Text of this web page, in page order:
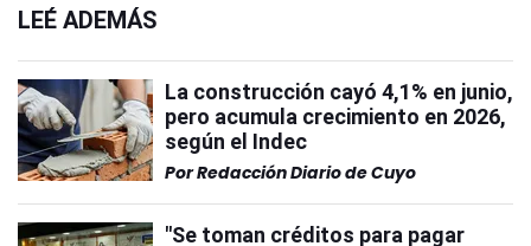
LEÉ ADEMÁS
La construcción cayó 4,1% en junio,
pero acumula crecimiento en 2026,
según el Indec
PorRedacción Diario de Cuyo
"Se toman créditos para pagar